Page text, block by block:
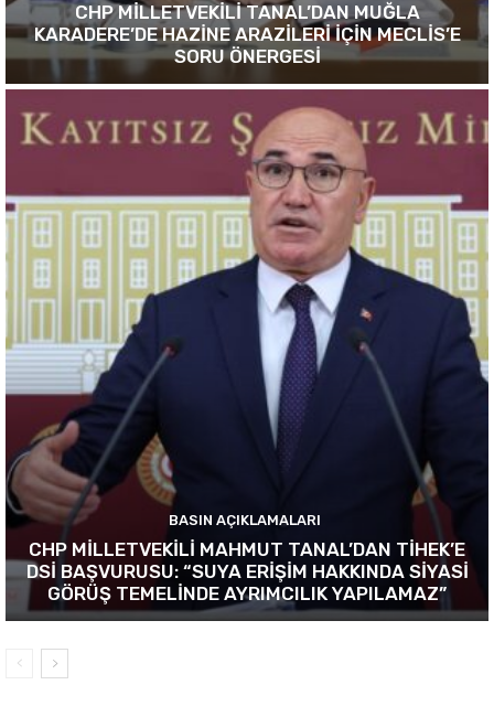
CHP MİLLETVEKİLİ TANAL’DAN MUĞLA
KARADERE’DE HAZİNE ARAZİLERİ İÇİN MECLİS’E
SORU ÖNERGESİ
BASIN AÇIKLAMALARI
CHP MİLLETVEKİLİ MAHMUT TANAL’DAN TİHEK’E
DSİ BAŞVURUSU: “SUYA ERİŞİM HAKKINDA SİYASİ
GÖRÜŞ TEMELİNDE AYRIMCILIK YAPILAMAZ”